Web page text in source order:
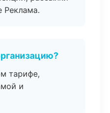
Реклама.
тарифе,
и